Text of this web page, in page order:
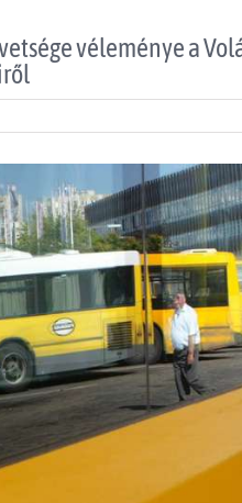
véleménye a